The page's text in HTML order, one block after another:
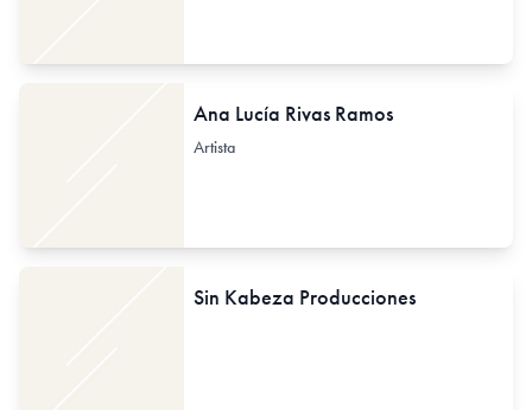
Ana Lucía Rivas Ramos
Artista
Sin Kabeza Producciones